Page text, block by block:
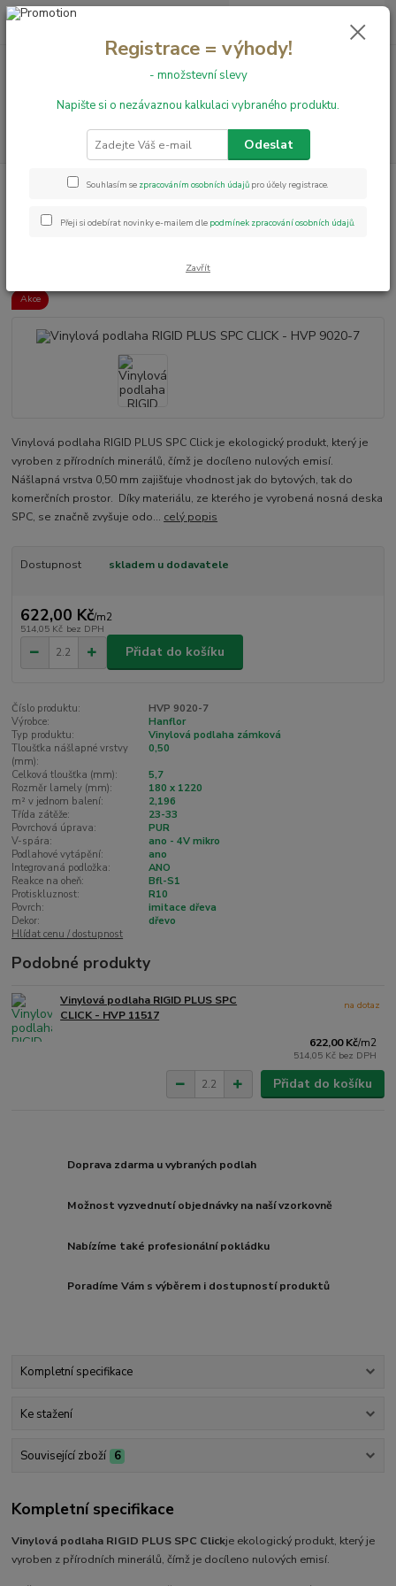
+420 731 199 591 0,00 Kč
Vinylové podlahy RIGID CLICK
Vinylová podlaha RIGID PLUS
Vinylová podlaha RIGID PLUS
SPC CLICK - HVP 9020-7
Akce
Vinylová podlaha RIGID PLUS SPC Click je ekologický produkt, který je
vyroben z přírodních minerálů, čímž je docíleno nulových emisí.
Nášlapná vrstva 0,50 mm zajišťuje vhodnost jak do bytových, tak do
komerčních prostor. Díky materiálu, ze kterého je vyrobená nosná deska
SPC, se značně zvyšuje odo... celý popis
Dostupnost skladem u dodavatele
622,00 Kč/m2
514,05 Kč bez DPH
Přidat do košíku
Číslo produktu:
HVP 9020-7
Výrobce:
Hanflor
Typ produktu:
Vinylová podlaha zámková
Tloušťka nášlapné vrstvy
(mm):
0,50
Celková tloušťka (mm):
5,7
Rozměr lamely (mm):
180 x 1220
m² v jednom balení:
2,196
Třída zátěže:
23-33
Povrchová úprava:
PUR
V-spára:
ano - 4V mikro
Podlahové vytápění:
ano
Integrovaná podložka:
ANO
Reakce na oheň:
Bfl-S1
Protiskluznost:
R10
Povrch:
imitace dřeva
Dekor:
dřevo
Hlídat cenu / dostupnost
Podobné produkty
Vinylová podlaha RIGID PLUS SPC
CLICK - HVP 11517
622,00 Kč/m2
514,05 Kč bez DPH
na dotaz
Přidat do košíku
Doprava zdarma u vybraných podlah
Možnost vyzvednutí objednávky na naší vzorkovně
Nabízíme také profesionální pokládku
Poradíme Vám s výběrem i dostupností produktů
Kompletní specifikace
Ke stažení
Související zboží 6
Kompletní specifikace
Vinylová podlaha RIGID PLUS SPC Clickje ekologický produkt, který je
vyroben z přírodních minerálů, čímž je docíleno nulových emisí.
Registrace = výhody!
- množstevní slevy
Napište si o nezávaznou kalkulaci vybraného produktu.
Odeslat
Souhlasím se zpracováním osobních údajů pro účely registrace.
Přeji si odebírat novinky e-mailem dle podmínek zpracování osobních údajů.
Zavřít